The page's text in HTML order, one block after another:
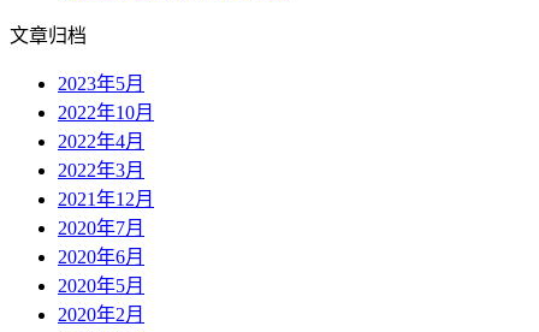
文章归档
2023年5月
2022年10月
2022年4月
2022年3月
2021年12月
2020年7月
2020年6月
2020年5月
2020年2月